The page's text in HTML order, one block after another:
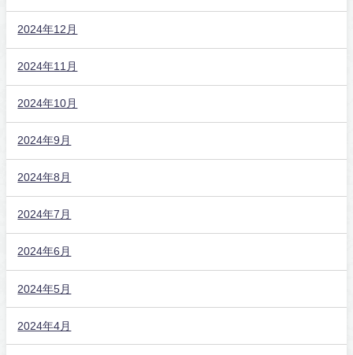
2024年12月
2024年11月
2024年10月
2024年9月
2024年8月
2024年7月
2024年6月
2024年5月
2024年4月